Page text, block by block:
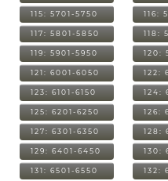
115: 5701-5750 116:
117: 5801-5850 118:
119: 5901-5950 120:
121: 6001-6050 122:
123: 6101-6150 124:
125: 6201-6250 126:
127: 6301-6350 128:
129: 6401-6450 130:
131: 6501-6550 132: